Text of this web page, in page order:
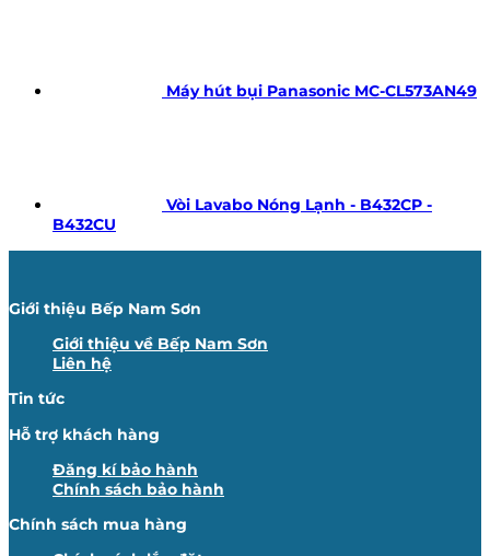
Máy hút bụi Panasonic MC-CL573AN49
Vòi Lavabo Nóng Lạnh - B432CP -
B432CU
Giới thiệu Bếp Nam Sơn
Giới thiệu về Bếp Nam Sơn
Liên hệ
Tin tức
Hỗ trợ khách hàng
Đăng kí bảo hành
Chính sách bảo hành
Chính sách mua hàng